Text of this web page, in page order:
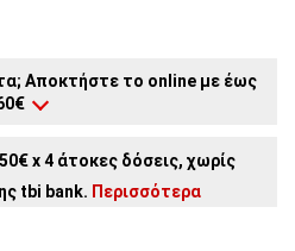
Αποκτήστε το online με έως
/ μήνα
/ μήνα
x 4 άτοκες δόσεις, χωρίς
tbi bank. Περισσότερα